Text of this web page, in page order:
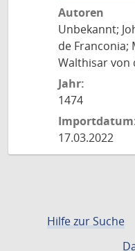
Autoren
Unbekannt;
de Franconia;
Walthisar von
Jahr:
1474
17.03.2022
Hilfe zur Suche